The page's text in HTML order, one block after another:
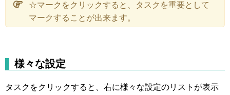
☆マークをクリックすると、タスクを重要として
マークすることが出来ます。
様々な設定
タスクをクリックすると、右に様々な設定のリストが表示